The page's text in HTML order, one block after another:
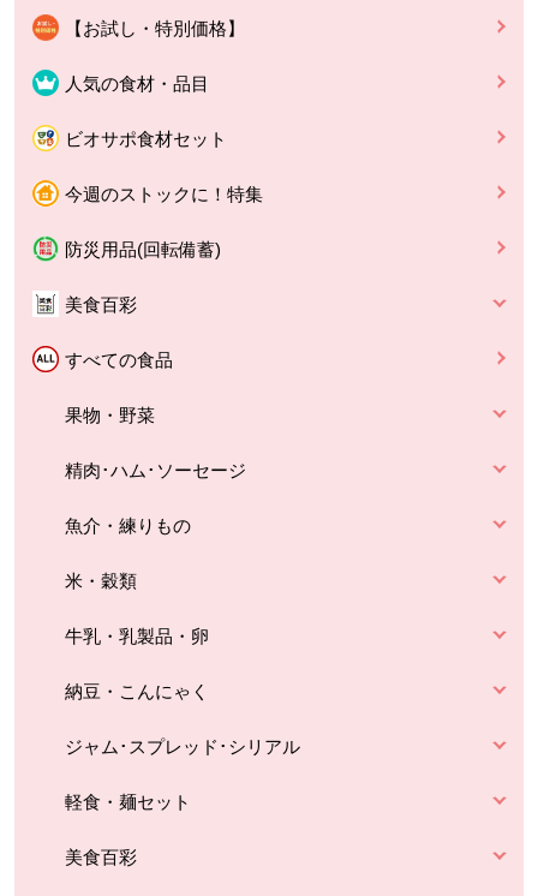
【お試し・特別価格】
人気の食材・品目
ビオサポ食材セット
今週のストックに！特集
防災用品(回転備蓄)
美食百彩
すべての食品
果物・野菜
精肉･ハム･ソーセージ
魚介・練りもの
米・穀類
牛乳・乳製品・卵
納豆・こんにゃく
ジャム･スプレッド･シリアル
軽食・麺セット
美食百彩